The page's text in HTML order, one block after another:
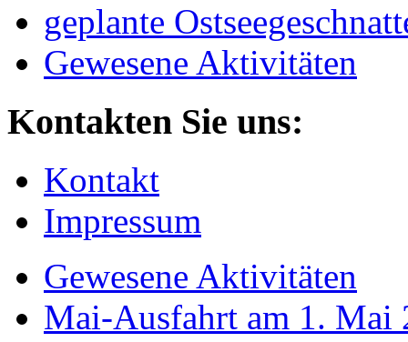
geplante
Gewesene Aktivitäten
Kontakten Sie uns:
Kontakt
Impressum
Gewesene Aktivitäten
Mai-Ausfahrt am 1. Mai